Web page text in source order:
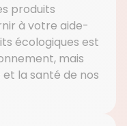
produits
à votre aide-
écologiques est
mais
la santé de nos